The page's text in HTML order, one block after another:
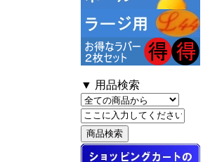
▼ 用品検索